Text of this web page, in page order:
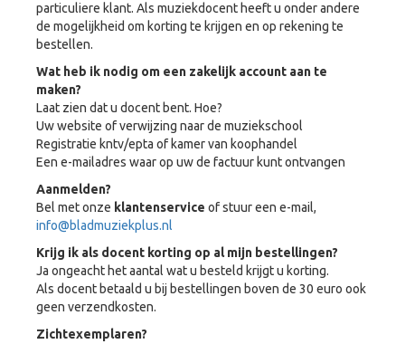
particuliere klant. Als muziekdocent heeft u onder andere
de mogelijkheid om korting te krijgen en op rekening te
bestellen.
Wat heb ik nodig om een zakelijk account aan te
maken?
Laat zien dat u docent bent. Hoe?
Uw website of verwijzing naar de muziekschool
Registratie kntv/epta of kamer van koophandel
Een e-mailadres waar op uw de factuur kunt ontvangen
Aanmelden?
Bel met onze klantenservice of stuur een e-mail,
info@bladmuziekplus.nl
Krijg ik als docent korting op al mijn bestellingen?
Ja ongeacht het aantal wat u besteld krijgt u korting.
Als docent betaald u bij bestellingen boven de 30 euro ook
geen verzendkosten.
Zichtexemplaren?